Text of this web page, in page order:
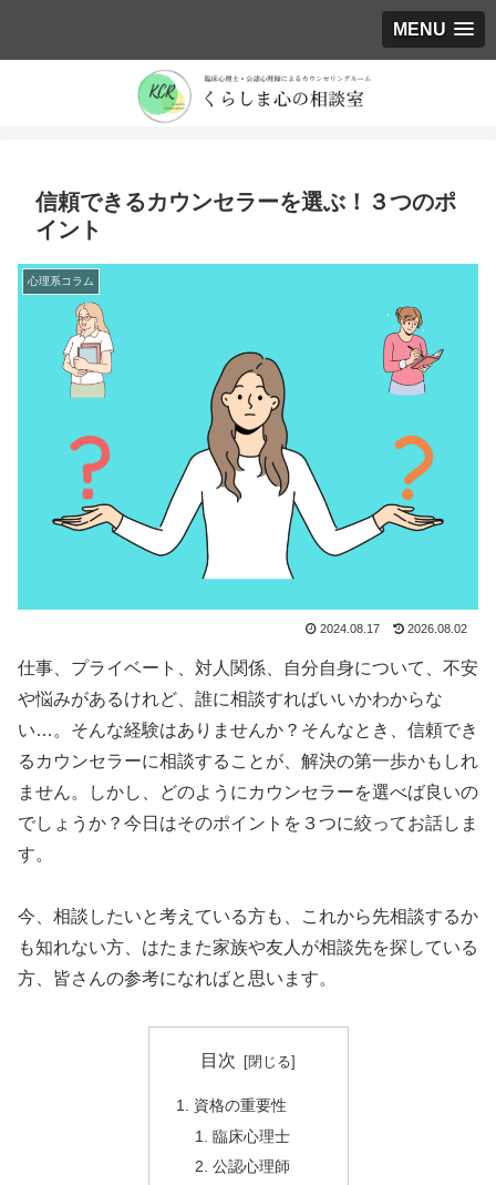
MENU
信頼できるカウンセラーを選ぶ！３つのポ
イント
心理系コラム
2024.08.17 2026.08.02
仕事、プライベート、対人関係、自分自身について、不安
や悩みがあるけれど、誰に相談すればいいかわからな
い…。そんな経験はありませんか？そんなとき、信頼でき
るカウンセラーに相談することが、解決の第一歩かもしれ
ません。しかし、どのようにカウンセラーを選べば良いの
でしょうか？今日はそのポイントを３つに絞ってお話しま
す。
今、相談したいと考えている方も、これから先相談するか
も知れない方、はたまた家族や友人が相談先を探している
方、皆さんの参考になればと思います。
目次
資格の重要性
臨床心理士
公認心理師